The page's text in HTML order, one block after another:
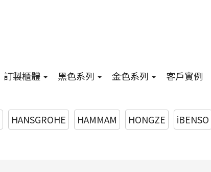
訂製櫃體 黑色系列 金色系列 客戶實例
HANSGROHE HAMMAM HONGZE iBENSO